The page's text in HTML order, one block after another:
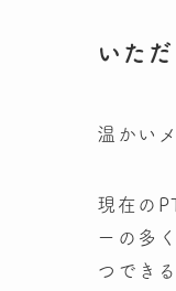
いた
温かい
現在の
ーの多
つでき